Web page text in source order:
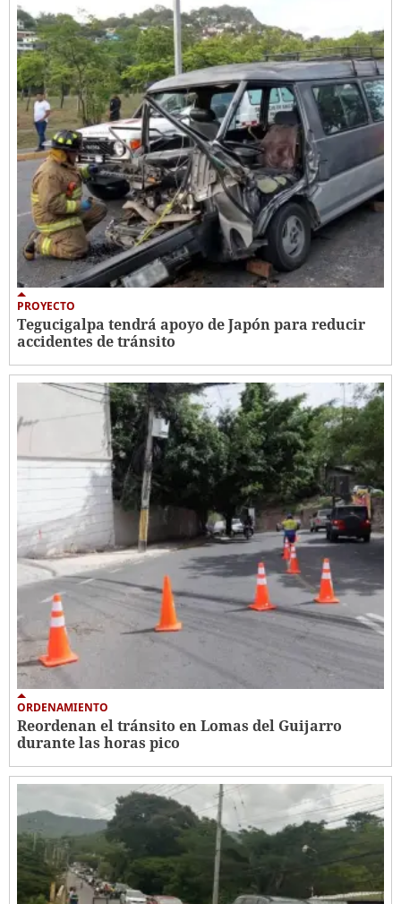
PROYECTO
Tegucigalpa tendrá apoyo de Japón para reducir
accidentes de tránsito
ORDENAMIENTO
Reordenan el tránsito en Lomas del Guijarro
durante las horas pico